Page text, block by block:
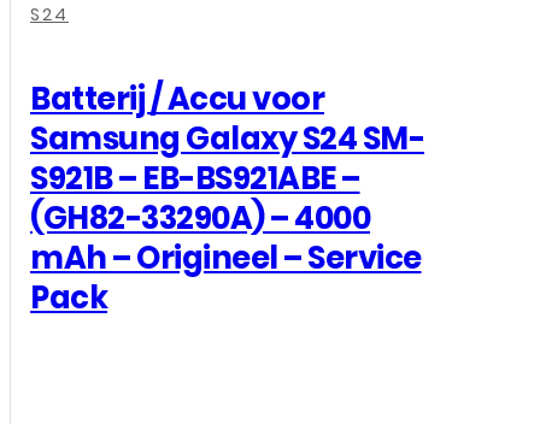
S24
Batterij / Accu voor
Samsung Galaxy S24 SM-
S921B – EB-BS921ABE –
(GH82-33290A) – 4000
mAh – Origineel – Service
Pack